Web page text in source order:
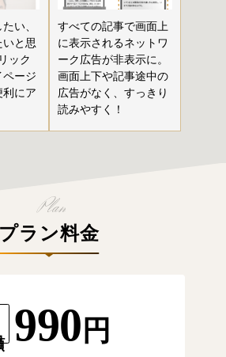
い、
いと思
ック
ページ
利にア
すべての記事で画面上
に表示されるネットワ
ーク広告が非表示に。
画面上下や記事途中の
広告がなく、すっきり
読みやすく！
プラン料金
990 円